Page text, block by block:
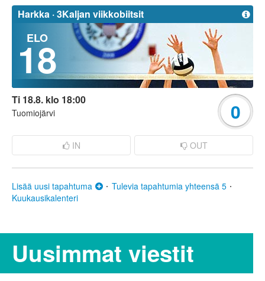
Harkka ·3Kaljan viikkobiitsit
ELO
18
0
Ti 18.8. klo 18:00
Tuomiojärvi
IN OUT
Lisää uusi tapahtuma
Tulevia tapahtumia yhteensä 5
Kuukausikalenteri
Uusimmat viestit